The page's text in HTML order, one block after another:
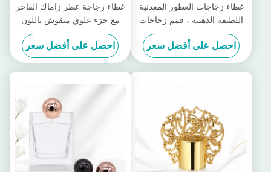
غطاء زجاجات العطور المعدنية
اللطيفة الذهبية ، قمم زجاجات
العطور المعدنية ذات التصميم
الفريد
احصل على أفضل سعر
غطاء زجاجة عطر زاماك الفاخر
مع جزء علوي منقوش باللون
الذهبي الوردي، وختم محكم،
وتصميم منحوت باستخدام
الحاسب الآلي
احصل على أفضل سعر